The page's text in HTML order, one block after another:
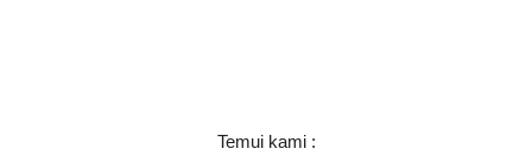
Temui kami :